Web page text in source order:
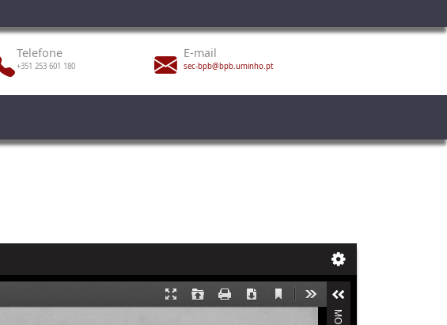
Telefone
+351 253 601 180
E-mail
sec-bpb@bpb.uminho.pt